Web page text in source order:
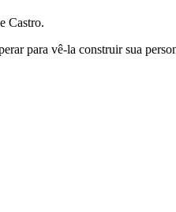
Castro.
para vê-la construir sua